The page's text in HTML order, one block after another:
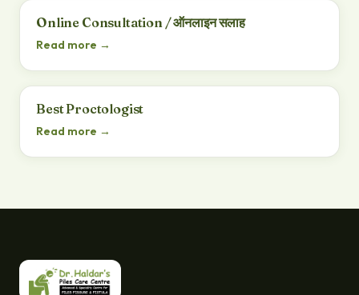
Online Consultation / ऑनलाइन सलाह
Read more →
Best Proctologist
Read more →